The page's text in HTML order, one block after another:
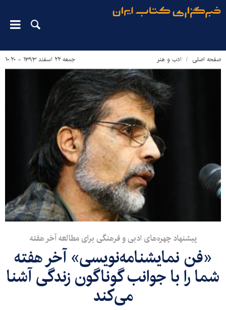
صفحه اصلی ادب و هنر جمعه ۲۲ اسفند ۱۳۹۳ - ۱۰:۲۰
پیشنهاد چهره‌های ادبی و فرهنگی برای مطالعه آخر هفته
«فن نمایشنامه‌نویسی» آخر هفته
شما را با جوانب گوناگون زندگی آشنا
می‌کند